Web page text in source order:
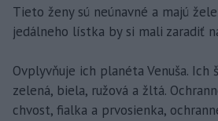
Tieto ženy sú neúnavné a majú
jedálneho lístka by si mali zaradiť
Ovplyvňuje ich planéta Venuša. Ich
zelená, biela, ružová a žltá.
chvost, fialka a prvosienka,